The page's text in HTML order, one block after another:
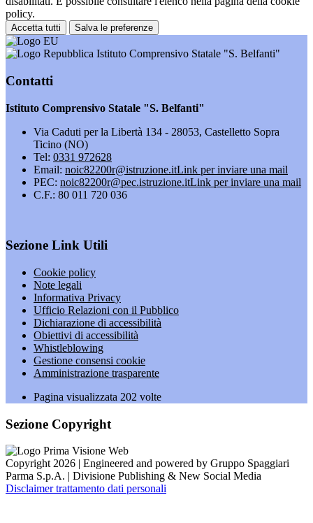
policy.
Accetta tutti Salva le preferenze
Istituto Comprensivo Statale "S. Belfanti"
Contatti
Istituto Comprensivo Statale "S. Belfanti"
Via Caduti per la Libertà 134 - 28053, Castelletto Sopra
Ticino (NO)
Tel: 0331 972628
Email: noic82200r@istruzione.itLink per inviare una mail
PEC: noic82200r@pec.istruzione.itLink per inviare una mail
C.F.: 80 011 720 036
Sezione Link Utili
Cookie policy
Note legali
Informativa Privacy
Ufficio Relazioni con il Pubblico
Dichiarazione di accessibilità
Obiettivi di accessibilità
Whistleblowing
Gestione consensi cookie
Amministrazione trasparente
Pagina visualizzata 202 volte
Sezione Copyright
Copyright 2026 | Engineered and powered by Gruppo Spaggiari
Parma S.p.A. | Divisione Publishing & New Social Media
Disclaimer trattamento dati personali